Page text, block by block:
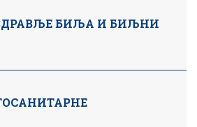
БИЉА И БИЉНИ